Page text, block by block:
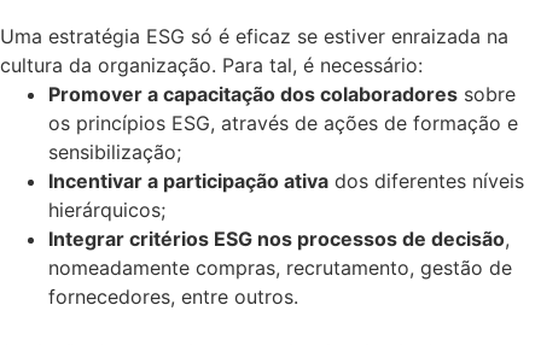
Uma estratégia ESG só é eficaz se estiver enraizada na
cultura da organização. Para tal, é necessário:
Promover a capacitação dos colaboradores sobre
os princípios ESG, através de ações de formação e
sensibilização;
Incentivar a participação ativa dos diferentes níveis
hierárquicos;
Integrar critérios ESG nos processos de decisão,
nomeadamente compras, recrutamento, gestão de
fornecedores, entre outros.